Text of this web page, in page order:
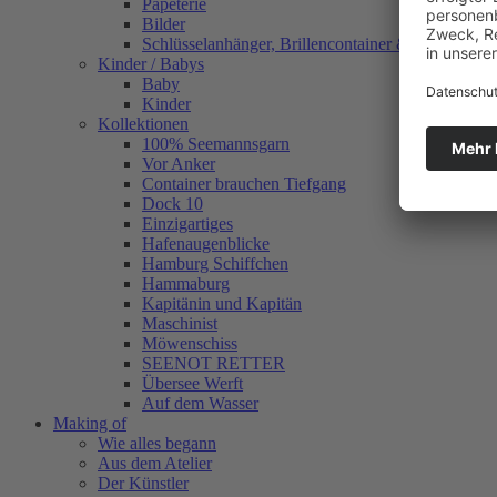
Papeterie
Bilder
Schlüsselanhänger, Brillencontainer & mehr
Kinder / Babys
Baby
Kinder
Kollektionen
100% Seemannsgarn
Vor Anker
Container brauchen Tiefgang
Dock 10
Einzigartiges
Hafenaugen­blicke
Hamburg Schiffchen
Hammaburg
Kapitänin und Kapitän
Maschinist
Möwenschiss
SEENOT RETTER
Übersee Werft
Auf dem Wasser
Making of
Wie alles begann
Aus dem Atelier
Der Künstler